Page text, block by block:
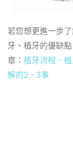
若您想更進一步
牙、植牙的優缺
章： 植牙流程、
解的2、3事